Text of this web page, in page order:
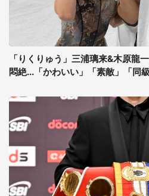
「りくりゅう」三浦璃来&木原龍
悶絶...「かわいい」「素敵」「同